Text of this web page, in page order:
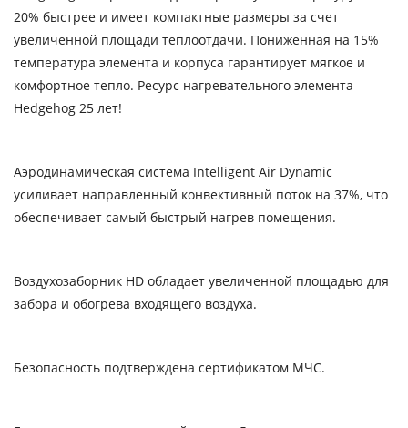
20% быстрее и имеет компактные размеры за счет
увеличенной площади теплоотдачи. Пониженная на 15%
температура элемента и корпуса гарантирует мягкое и
комфортное тепло. Ресурс нагревательного элемента
Hedgehog 25 лет!
Аэродинамическая система Intelligent Air Dynamic
усиливает направленный конвективный поток на 37%, что
обеспечивает самый быстрый нагрев помещения.
Воздухозаборник HD обладает увеличенной площадью для
забора и обогрева входящего воздуха.
Безопасность подтверждена сертификатом МЧС.